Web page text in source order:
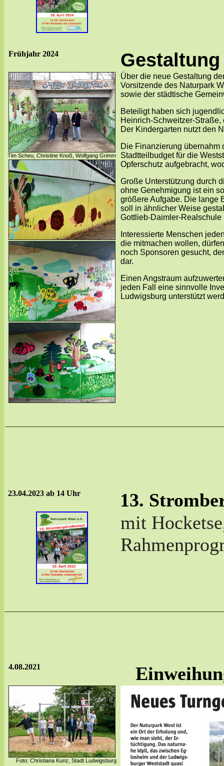
Frühjahr 2024
Tim Scheu, Christine Knoß, Wolfgang Grimm
Über die neue Gestaltung
Vorsitzende des Naturpark
sowie der städtische
Beteiligt haben sich
Heinrich-Schweitzer-
Der Kindergarten nutzt den
Die Finanzierung übernahm
Stadtteilbudget für die
Opferschutz aufgebracht,
Große Unterstützung durch
ohne Genehmigung ist ein
größere Aufgabe. Die lange
soll in ähnlicher Weise
Gottlieb-Daimler-Realschule
Interessierte Menschen
die mitmachen wollen,
noch Sponsoren gesucht,
dar.
Einen Angstraum
jeden Fall eine sinnvolle
Ludwigsburg unterstützt
23.04.2023 ab 14 Uhr
13.
mit
4.08.2021
Foto: Christiana Kunz, Stadt Ludwigsburg